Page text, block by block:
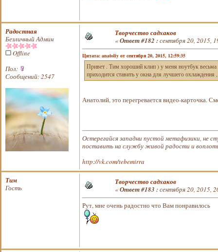
Радостная
Безличный Админ
Offline
Пол:
Сообщений: 2547
Творчество садхаков
«Ответ #182 :сентября 20, 2015,
Цитата: anatoliy от сентября 20, 2015, 12:59:35
Привет . Тим хороший клип ) у меня ноутбук весьма
приходится ставить у окна для лучшего
Анатолий, это перегревается видео-карточка.
Остерегайся западни пустой метафизики, не
поставить на службу живой радости и
http://vk.com/tebemirra
Тим
Гость
Творчество садхаков
«Ответ #183 :сентября 20, 2015,
Рут, мне очень радостно что Вам понравилось